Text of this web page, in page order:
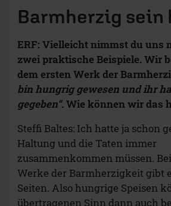
Barmherzig sein
ERF: Vielleicht nimmst du uns
zwei praktische Beispiele. Wir
dem ersten Werk der
bin hungrig gewesen und ihr
gegeben“. Wie können wir das
Steffi Baltes: Ich hatte ja schon
Haltung und die Taten immer
zusammenkommen müssen.
Werke der Barmherzigkeit gibt
Seiten. Also hungrige Speisen
übertragenen Sinn dann auch